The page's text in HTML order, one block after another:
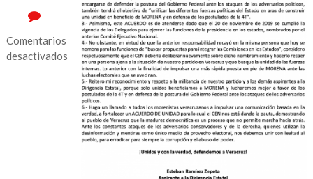
Comentarios
desactivados